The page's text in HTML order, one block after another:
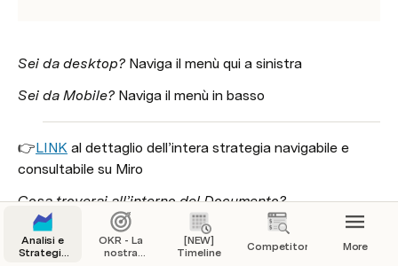
Sei da desktop? Naviga il menù qui a sinistra
Sei da Mobile? Naviga il menù in basso
👉LINK al dettaglio dell’intera strategia navigabile e
consultabile su Miro
Cosa troverai all’interno del Documento?
OKR 2021
Goal Tree
Analisi e
Strategia
OKR - La
nostra
[NEW]
Timeline
Competitor More